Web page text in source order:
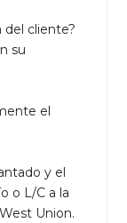
del cliente?
su
el
y el
o L/C a la
Union.